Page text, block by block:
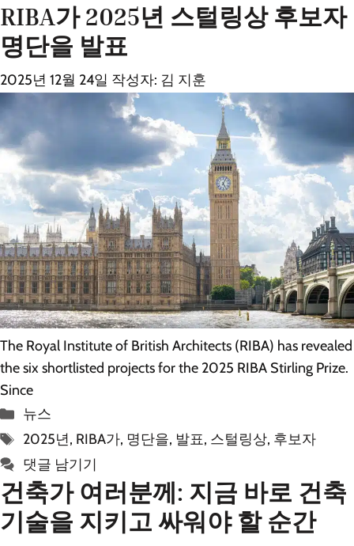
RIBA가 2025년 스털링상 후보자
명단을 발표
2025년 12월 24일 작성자: 김 지훈
The Royal Institute of British Architects (RIBA) has revealed
the six shortlisted projects for the 2025 RIBA Stirling Prize.
Since
카
테
리
뉴스
태
그
2025년, RIBA가, 명단을, 발표, 스털링상, 후보자
댓글 남기기
건축가 여러분께: 지금 바로 건축
기술을 지키고 싸워야 할 순간